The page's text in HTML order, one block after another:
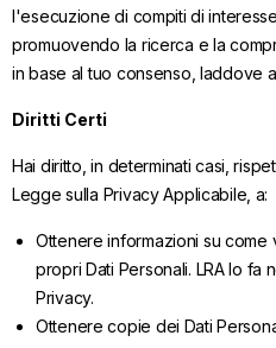
l'esecuzione di compiti di
promuovendo la ricerca e la
in base al tuo consenso, laddove
Diritti Certi
Hai diritto, in determinati casi,
Legge sulla Privacy Applicabile, a:
Ottenere informazioni su come
propri Dati Personali. LRA lo fa
Privacy.
Ottenere copie dei Dati